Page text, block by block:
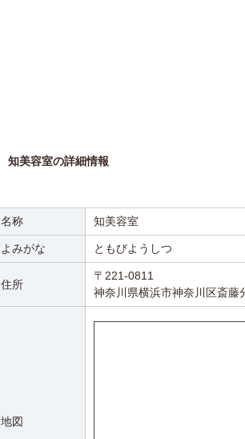
知美容室の詳細情報
名称 知美容室
よみがな ともびようしつ
住所
〒221-0811
神奈川県横浜市神奈川区斎藤
地図